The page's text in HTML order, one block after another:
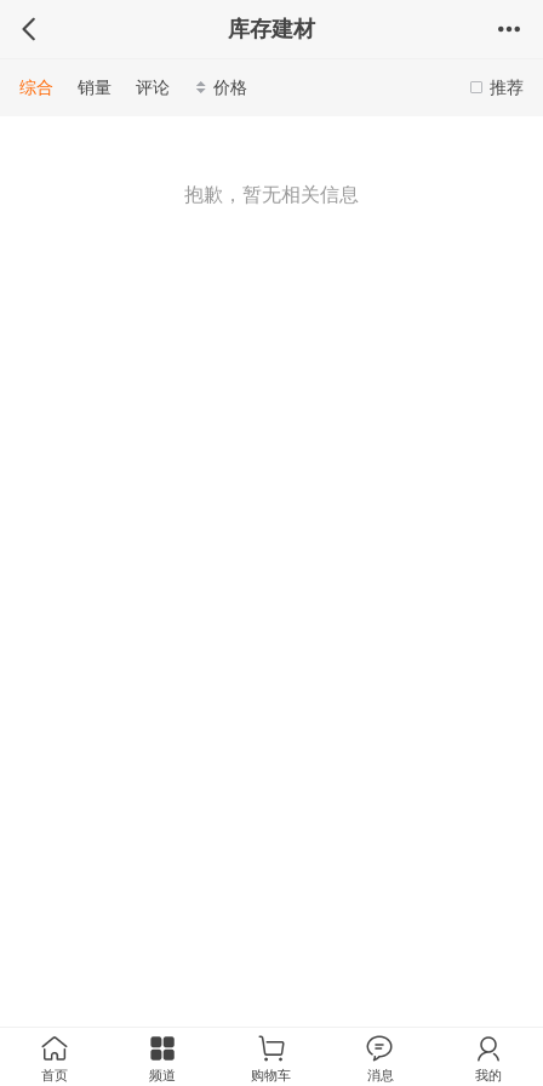
库存建材
推荐
综合 销量 评论 价格
抱歉，暂无相关信息
首页 频道 购物车 消息 我的